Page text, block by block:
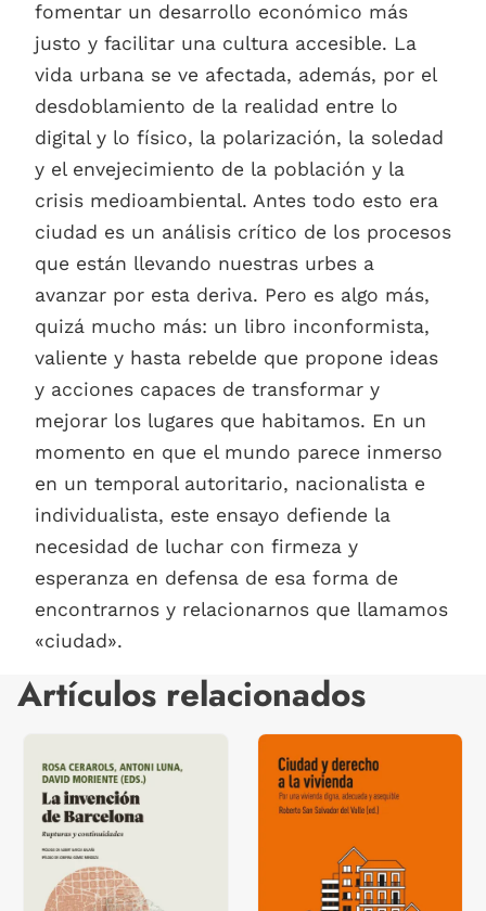
fomentar un desarrollo económico más
justo y facilitar una cultura accesible. La
vida urbana se ve afectada, además, por el
desdoblamiento de la realidad entre lo
digital y lo físico, la polarización, la soledad
y el envejecimiento de la población y la
crisis medioambiental. Antes todo esto era
ciudad es un análisis crítico de los procesos
que están llevando nuestras urbes a
avanzar por esta deriva. Pero es algo más,
quizá mucho más: un libro inconformista,
valiente y hasta rebelde que propone ideas
y acciones capaces de transformar y
mejorar los lugares que habitamos. En un
momento en que el mundo parece inmerso
en un temporal autoritario, nacionalista e
individualista, este ensayo defiende la
necesidad de luchar con firmeza y
esperanza en defensa de esa forma de
encontrarnos y relacionarnos que llamamos
«ciudad».
Artículos relacionados